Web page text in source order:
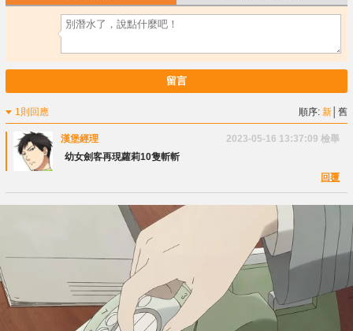
留言
1則回應 順序:新 │舊
漢堡經理 2023-05-16 13:37:09 檢舉
幼女劍客再現蘿莉10隻斬斬
回覆